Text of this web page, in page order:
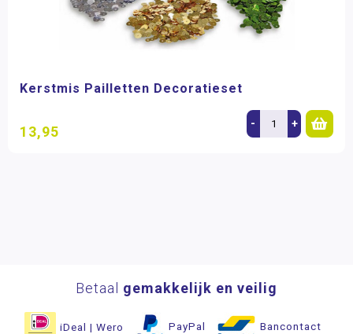
Kerstmis Pailletten Decoratieset
13,95 - +
Betaal gemakkelijk en veilig
iDeal | Wero PayPal Bancontact